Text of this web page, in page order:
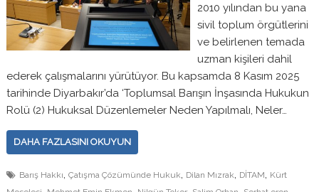
2010 yılından bu yana
sivil toplum örgütlerini
ve belirlenen temada
uzman kişileri dahil
ederek çalışmalarını yürütüyor. Bu kapsamda 8 Kasım 2025
tarihinde Diyarbakır’da ‘Toplumsal Barışın İnşasında Hukukun
Rolü (2) Hukuksal Düzenlemeler Neden Yapılmalı, Neler…
DAHA FAZLASINI OKUYUN
Barış Hakkı,Çatışma Çözümünde Hukuk, Dilan Mızrak, DİTAM, Kürt